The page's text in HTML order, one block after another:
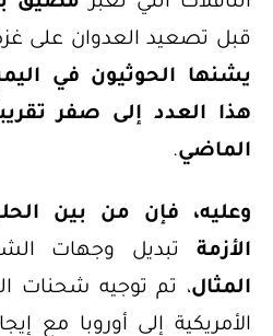
قبل تصعيد العدوان على
يشنها الحوثيون في
هذا العدد إلى صفر
الماضي.
وعليه، فإن من بين
الأزمةتبديل وجهات
المثال، تم توجيه شحنات
الأمريكية إلى أوروبا مع